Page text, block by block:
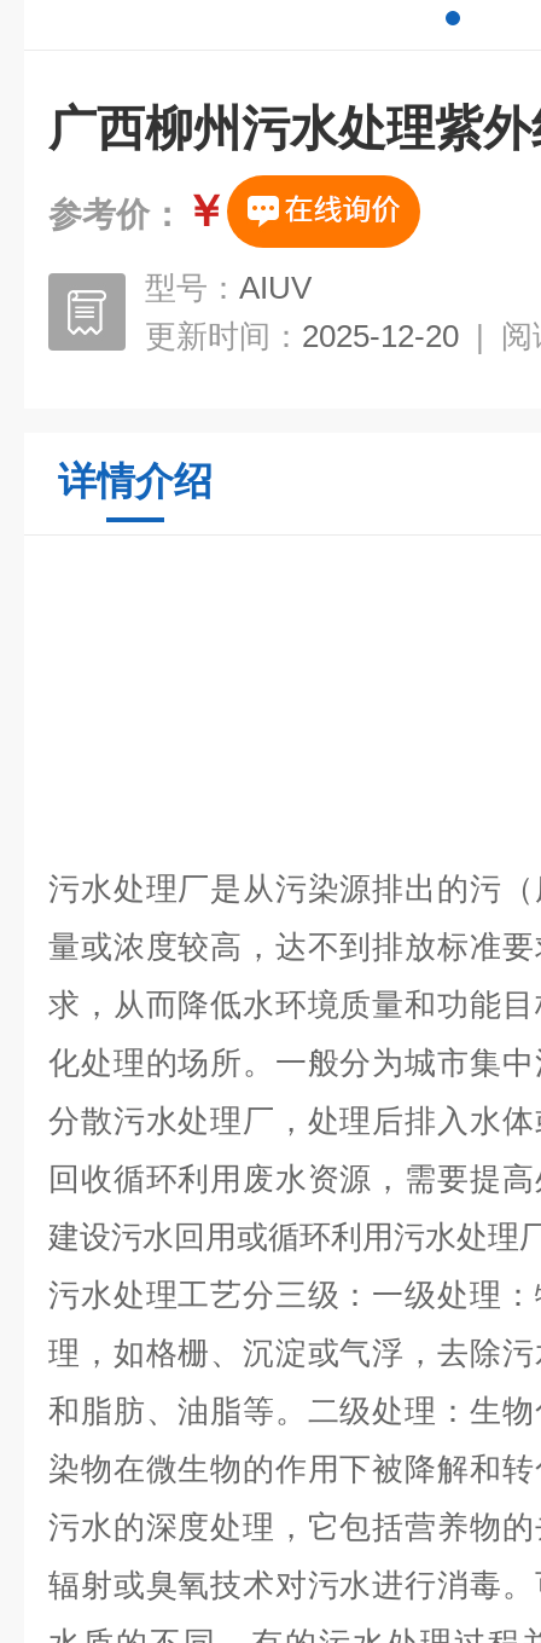
广西柳州污水处理紫
参考价： ￥
型号： AIUV
更新时间： 2025-12-20 | 阅
详情介绍
污水处理厂是从污染源排出的污
量或浓度较高，达不到排放标准
求，从而降低水环境质量和功能
化处理的场所。一般分为城市集
分散污水处理厂，处理后排入水
回收循环利用废水资源，需要提
建设污水回用或循环利用污水处理
污水处理工艺分三级：一级处理
理，如格栅、沉淀或气浮，去除
和脂肪、油脂等。二级处理：生
染物在微生物的作用下被降解和
污水的深度处理，它包括营养物
辐射或臭氧技术对污水进行消毒